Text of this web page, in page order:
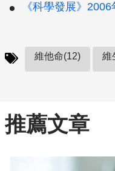
《科學發展》
維他命(12) 維
推薦文章